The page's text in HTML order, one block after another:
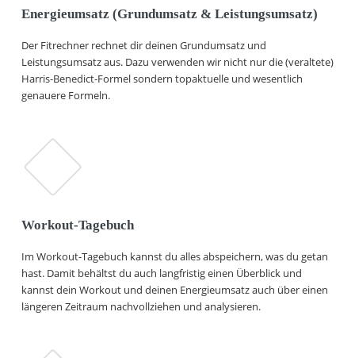
Energieumsatz (Grundumsatz & Leistungsumsatz)
Der Fitrechner rechnet dir deinen Grundumsatz und
Leistungsumsatz aus. Dazu verwenden wir nicht nur die (veraltete)
Harris-Benedict-Formel sondern topaktuelle und wesentlich
genauere Formeln.
Workout-Tagebuch
Im Workout-Tagebuch kannst du alles abspeichern, was du getan
hast. Damit behältst du auch langfristig einen Überblick und
kannst dein Workout und deinen Energieumsatz auch über einen
längeren Zeitraum nachvollziehen und analysieren.